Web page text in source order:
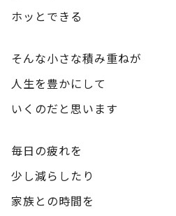
ホッとできる
そんな小さな積み重ねが
人生を豊かにして
いくのだと思います
毎日の疲れを
少し減らしたり
家族との時間を